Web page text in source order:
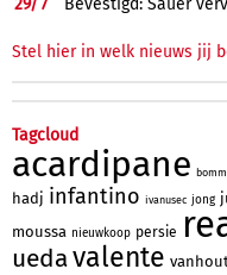
Stel hier in welk nieuws jij
Tagcloud
acardipane
hadj infantino ivanusec jong
moussa nieuwkoop persie
uedavalente